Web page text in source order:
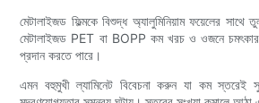
মেটালাইজড ফিল্মকে বিশুদ্ধ অ্যালুমিনিয়াম ফয়েলের
মেটালাইজড PET বা BOPP কম খরচ ও ওজনে
প্রদান করতে পারে।
এমন বহুমুখী ল্যামিনেট বিবেচনা করুন যা কম স্তরেই